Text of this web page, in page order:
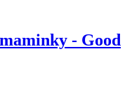
- Good